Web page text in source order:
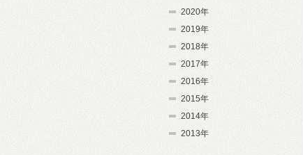
2020年
2019年
2018年
2017年
2016年
2015年
2014年
2013年